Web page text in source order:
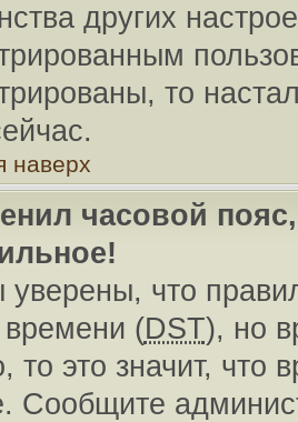
других
то
наверх
часовой
уверены, что
времени (DST), но
то это значит, что
Сообщите